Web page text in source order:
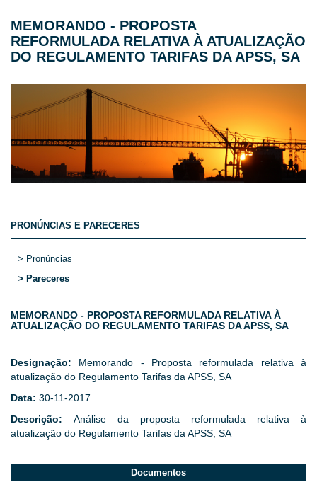
MEMORANDO - PROPOSTA
REFORMULADA RELATIVA À ATUALIZAÇÃO
DO REGULAMENTO TARIFAS DA APSS, SA
PRONÚNCIAS E PARECERES
> Pronúncias
> Pareceres
MEMORANDO - PROPOSTA REFORMULADA RELATIVA À
ATUALIZAÇÃO DO REGULAMENTO TARIFAS DA APSS, SA
Designação: Memorando - Proposta reformulada relativa à
atualização do Regulamento Tarifas da APSS, SA
Data: 30-11-2017
Descrição: Análise da proposta reformulada relativa à
atualização do Regulamento Tarifas da APSS, SA
Documentos